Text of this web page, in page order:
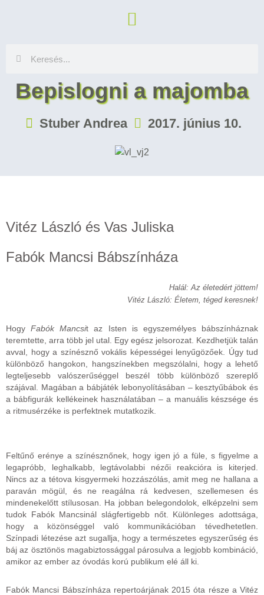
Bepislogni a majomba
Stuber Andrea 2017. június 10.
Vitéz László és Vas Juliska
Fabók Mancsi Bábszínháza
Halál: Az életedért jöttem!
Vitéz László: Életem, téged keresnek!
HogyFabók Mancsit az Isten is egyszemélyes bábszínháznak
teremtette, arra több jel utal. Egy egész jelsorozat. Kezdhetjük talán
avval, hogy a színésznő vokális képességei lenyűgözőek. Úgy tud
különböző hangokon, hangszínekben megszólalni, hogy a lehető
legteljesebb valószerűséggel beszél több különböző szereplő
szájával. Magában a bábjáték lebonyolításában – kesztyűbábok és
a bábfigurák kellékeinek használatában – a manuális készsége és
a ritmusérzéke is perfektnek mutatkozik.
Feltűnő erénye a színésznőnek, hogy igen jó a füle, s figyelme a
legapróbb, leghalkabb, legtávolabbi nézői reakcióra is kiterjed.
Nincs az a tétova kisgyermeki hozzászólás, amit meg ne hallana a
paraván mögül, és ne reagálna rá kedvesen, szellemesen és
mindenekelőtt stílusosan. Ha jobban belegondolok, elképzelni sem
tudok Fabók Mancsinál slágfertigebb nőt. Különleges adottsága,
hogy a közönséggel való kommunikációban tévedhetetlen.
Színpadi létezése azt sugallja, hogy a természetes egyszerűség és
báj az ösztönös magabiztossággal párosulva a legjobb kombináció,
amikor az ember az óvodás korú publikum elé áll ki.
Fabók Mancsi Bábszínháza repertoárjának 2015 óta része a Vitéz